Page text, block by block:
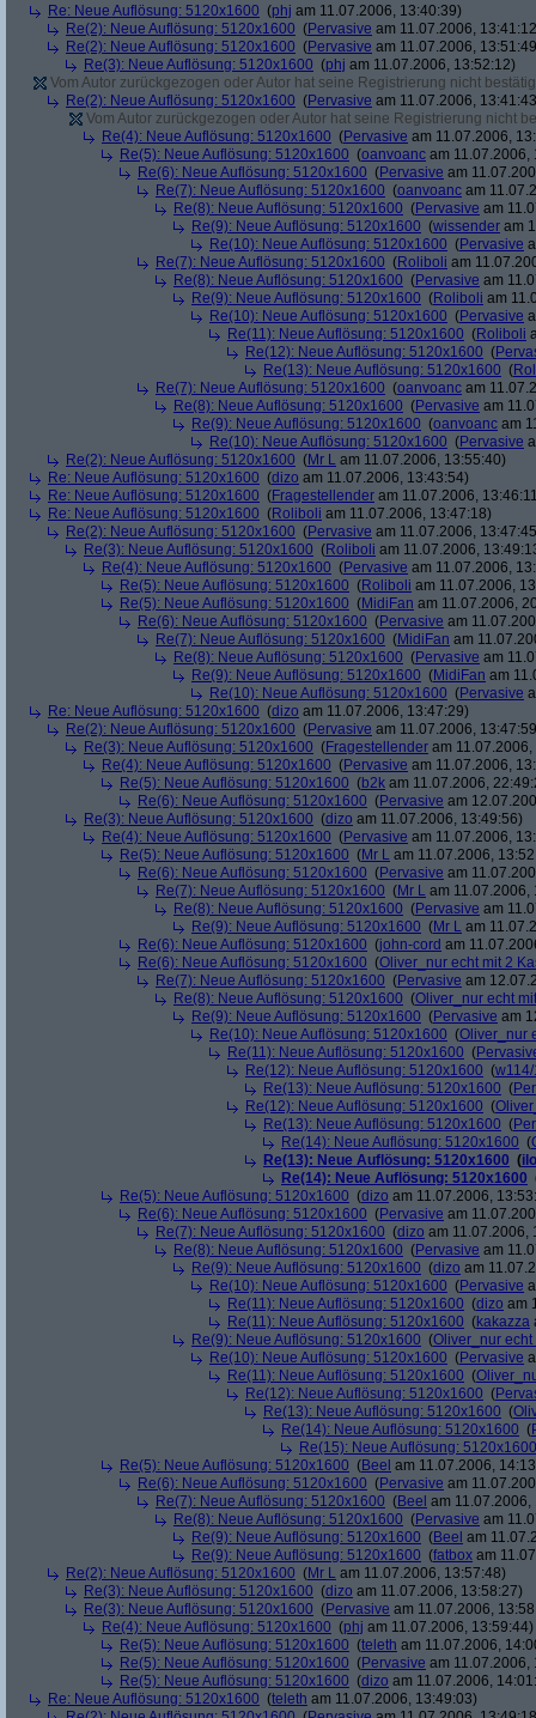
Re: Neue Auflösung: 5120x1600 (phj am 11.07.2006, 13:40:39)
Re(2): Neue Auflösung: 5120x1600 (Pervasive am 11.07.2006,
Re(2): Neue Auflösung: 5120x1600 (Pervasive am 11.07.2006,
Re(3): Neue Auflösung: 5120x1600 (phj am 11.07.2006, 13:52:12)
Vom Autor zurückgezogen oder Autor hat seine Registrierung nicht
Re(2): Neue Auflösung: 5120x1600 (Pervasive am 11.07.2006,
Vom Autor zurückgezogen oder Autor hat seine Registrierung nicht
Re(4): Neue Auflösung: 5120x1600 (Pervasive am 11.07.2006,
Re(5): Neue Auflösung: 5120x1600 (oanvoanc am 11.07.2006,
Re(6): Neue Auflösung: 5120x1600 (Pervasive am
Re(7): Neue Auflösung: 5120x1600 (oanvoanc am
Re(8): Neue Auflösung: 5120x1600 (Pervasive am
Re(9): Neue Auflösung: 5120x1600 (wissender am
Re(10): Neue Auflösung: 5120x1600 (Pervasive
Re(7): Neue Auflösung: 5120x1600 (Roliboli am
Re(8): Neue Auflösung: 5120x1600 (Pervasive am
Re(9): Neue Auflösung: 5120x1600 (Roliboli am
Re(10): Neue Auflösung: 5120x1600 (Pervasive
Re(11): Neue Auflösung: 5120x1600 (Roliboli
Re(12): Neue Auflösung: 5120x1600 (
Re(13): Neue Auflösung: 5120x1600 (
Re(7): Neue Auflösung: 5120x1600 (oanvoanc am
Re(8): Neue Auflösung: 5120x1600 (Pervasive am
Re(9): Neue Auflösung: 5120x1600 (oanvoanc am
Re(10): Neue Auflösung: 5120x1600 (Pervasive
Re(2): Neue Auflösung: 5120x1600 (Mr L am 11.07.2006, 13:55:40)
Re: Neue Auflösung: 5120x1600 (dizo am 11.07.2006, 13:43:54)
Re: Neue Auflösung: 5120x1600 (Fragestellender am 11.07.2006,
Re: Neue Auflösung: 5120x1600 (Roliboli am 11.07.2006, 13:47:18)
Re(2): Neue Auflösung: 5120x1600 (Pervasive am 11.07.2006,
Re(3): Neue Auflösung: 5120x1600 (Roliboli am 11.07.2006,
Re(4): Neue Auflösung: 5120x1600 (Pervasive am 11.07.2006,
Re(5): Neue Auflösung: 5120x1600 (Roliboli am 11.07.2006,
Re(5): Neue Auflösung: 5120x1600 (MidiFan am 11.07.2006,
Re(6): Neue Auflösung: 5120x1600 (Pervasive am
Re(7): Neue Auflösung: 5120x1600 (MidiFan am
Re(8): Neue Auflösung: 5120x1600 (Pervasive am
Re(9): Neue Auflösung: 5120x1600 (MidiFan am
Re(10): Neue Auflösung: 5120x1600 (Pervasive
Re: Neue Auflösung: 5120x1600 (dizo am 11.07.2006, 13:47:29)
Re(2): Neue Auflösung: 5120x1600 (Pervasive am 11.07.2006,
Re(3): Neue Auflösung: 5120x1600 (Fragestellender am
Re(4): Neue Auflösung: 5120x1600 (Pervasive am 11.07.2006,
Re(5): Neue Auflösung: 5120x1600 (b2k am 11.07.2006,
Re(6): Neue Auflösung: 5120x1600 (Pervasive am
Re(3): Neue Auflösung: 5120x1600 (dizo am 11.07.2006, 13:49:56)
Re(4): Neue Auflösung: 5120x1600 (Pervasive am 11.07.2006,
Re(5): Neue Auflösung: 5120x1600 (Mr L am 11.07.2006,
Re(6): Neue Auflösung: 5120x1600 (Pervasive am
Re(7): Neue Auflösung: 5120x1600 (Mr L am 11.07.2006,
Re(8): Neue Auflösung: 5120x1600 (Pervasive am
Re(9): Neue Auflösung: 5120x1600 (Mr L am
Re(6): Neue Auflösung: 5120x1600 (john-cord am
Re(6): Neue Auflösung: 5120x1600 (Oliver_nur echt mit 2
Re(7): Neue Auflösung: 5120x1600 (Pervasive am
Re(8): Neue Auflösung: 5120x1600 (Oliver_nur echt
Re(9): Neue Auflösung: 5120x1600 (Pervasive am
Re(10): Neue Auflösung: 5120x1600 (Oliver_nur
Re(11): Neue Auflösung: 5120x1600 (
Re(12): Neue Auflösung: 5120x1600 (
Re(13): Neue Auflösung: 5120x1600 (
Re(12): Neue Auflösung: 5120x1600 (
Re(13): Neue Auflösung: 5120x1600 (
Re(14): Neue Auflösung: 5120x1600 (
Re(13): Neue Auflösung: 5120x1600 (
Re(14): Neue Auflösung: 5120x1600
Re(5): Neue Auflösung: 5120x1600 (dizo am 11.07.2006,
Re(6): Neue Auflösung: 5120x1600 (Pervasive am
Re(7): Neue Auflösung: 5120x1600 (dizo am 11.07.2006,
Re(8): Neue Auflösung: 5120x1600 (Pervasive am
Re(9): Neue Auflösung: 5120x1600 (dizo am
Re(10): Neue Auflösung: 5120x1600 (Pervasive
Re(11): Neue Auflösung: 5120x1600 (dizo am
Re(11): Neue Auflösung: 5120x1600 (kakazza
Re(9): Neue Auflösung: 5120x1600 (Oliver_nur
Re(10): Neue Auflösung: 5120x1600 (Pervasive
Re(11): Neue Auflösung: 5120x1600 (
Re(12): Neue Auflösung: 5120x1600 (
Re(13): Neue Auflösung: 5120x1600 (
Re(14): Neue Auflösung: 5120x1600 (
Re(15): Neue Auflösung: 5120x1600
Re(5): Neue Auflösung: 5120x1600 (Beel am 11.07.2006,
Re(6): Neue Auflösung: 5120x1600 (Pervasive am
Re(7): Neue Auflösung: 5120x1600 (Beel am 11.07.2006,
Re(8): Neue Auflösung: 5120x1600 (Pervasive am
Re(9): Neue Auflösung: 5120x1600 (Beel am
Re(9): Neue Auflösung: 5120x1600 (fatbox am
Re(2): Neue Auflösung: 5120x1600 (Mr L am 11.07.2006, 13:57:48)
Re(3): Neue Auflösung: 5120x1600 (dizo am 11.07.2006, 13:58:27)
Re(3): Neue Auflösung: 5120x1600 (Pervasive am 11.07.2006,
Re(4): Neue Auflösung: 5120x1600 (phj am 11.07.2006, 13:59:44)
Re(5): Neue Auflösung: 5120x1600 (teleth am 11.07.2006,
Re(5): Neue Auflösung: 5120x1600 (Pervasive am 11.07.2006,
Re(5): Neue Auflösung: 5120x1600 (dizo am 11.07.2006,
Re: Neue Auflösung: 5120x1600 (teleth am 11.07.2006, 13:49:03)